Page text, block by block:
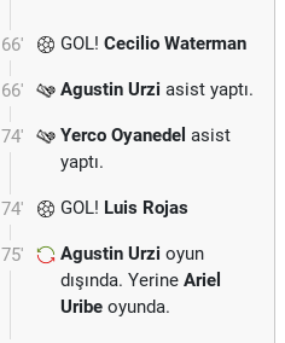
66' GOL! Cecilio Waterman
66' Agustin Urzi asist yaptı.
74' Yerco Oyanedel asist
yaptı.
74' GOL! Luis Rojas
75' Agustin Urzi oyun
dışında. Yerine Ariel
Uribe oyunda.